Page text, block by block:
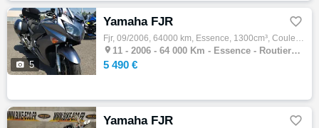
 5
Yamaha FJR 
Fjr, 09/2006, 64000 km, Essence, 1300cm³, Couleur gris, 5490 € Equipements : Superbe Yamaha FJR de 2006 totalisant 64 000 km. La moto est e…
 11 - 2006 - 64 000 Km - Essence - Routiere GT
5 490 €
Yamaha FJR 